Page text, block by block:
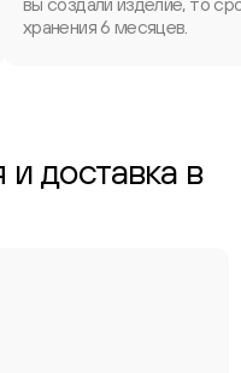
хранения 6 месяцев.
доставка в